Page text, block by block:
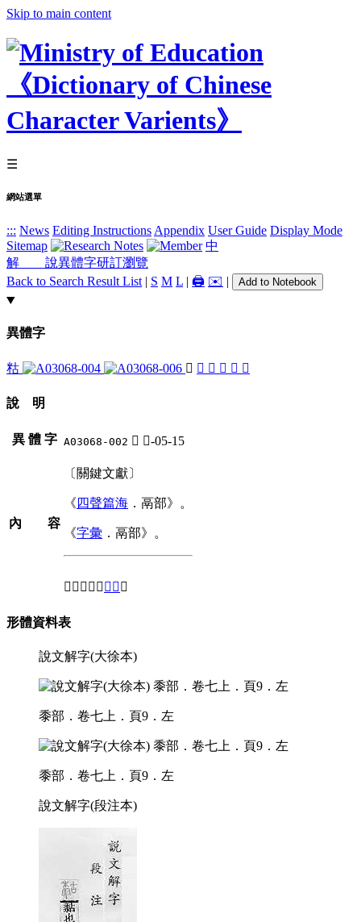
Skip to main content
☰
網站選單
::: News Editing Instructions Appendix User Guide Display Mode
Sitemap
中
解 說異體字研訂瀏覽
Back to Search Result List | S M L | 🖨️ ✉️ | Add to Notebook
異體字
䊀 𩰯 󴖶 𪍒 𪏻 𪏹 𪐉
說 明
異 體 字 A03068-002 𩰯 鬲-05-15
內 容
〔關鍵文獻〕
《 四聲篇海 ．鬲部》。
《字彙 ．鬲部》。
⇒「𩱍」之 異體 。
形體資料表
說文解字(大徐本)
黍部．卷七上．頁9．左
黍部．卷七上．頁9．左
說文解字(段注本)